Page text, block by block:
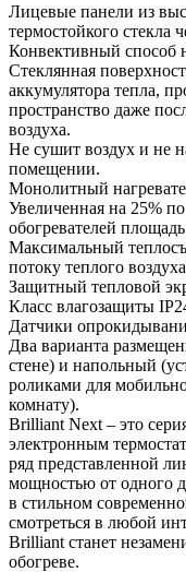
Лицевые панели из
термостойкого стекла
Конвективный способ
Стеклянная
аккумулятора тепла,
пространство даже
воздуха.
Не сушит воздух и не
помещении.
Монолитный
Увеличенная на 25%
обогревателей
Максимальный
потоку теплого
Защитный тепловой
Класс влагозащиты
Датчики
Два варианта
стене) и напольный
роликами для
комнату).
Brilliant Next – это
электронным
ряд представленной
мощностью от одного
в стильном
смотреться в любой
Brilliant станет
обогреве.